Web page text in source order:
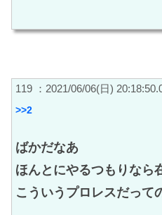
119 ：2021/06/06(日)
>>2
ばかだなあ
ほんとにやるつもりなら
こういうプロレスだって